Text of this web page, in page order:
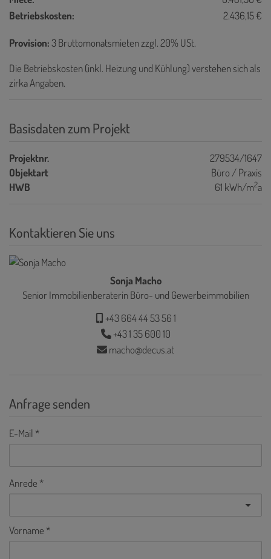
Betriebskosten:
2.436,15 €
Provision:3 Bruttomonatsmieten zzgl. 20% USt.
Die Betriebskosten (inkl. Heizung und Kühlung) verstehen sich als
zirka Angaben.
Basisdaten zum Projekt
Projektnr.
279534/1647
Objektart
Büro / Praxis
HWB
61 kWh/m2a
Kontaktieren Sie uns
Sonja Macho
Senior Immobilienberaterin Büro- und Gewerbeimmobilien
+43 664 44 53 56 1
+43 1 35 600 10
macho@decus.at
Anfrage senden
E-Mail
Anrede
Vorname